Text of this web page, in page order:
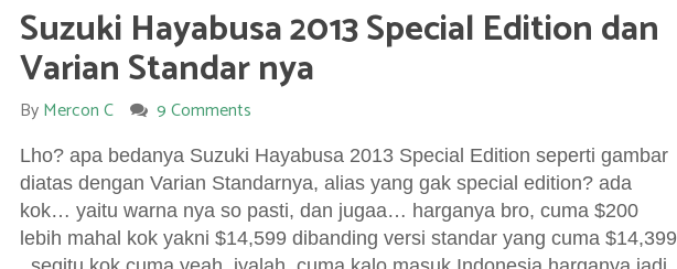
Suzuki Hayabusa 2013 Special Edition dan
Varian Standar nya
ByMercon C 9 Comments
Lho? apa bedanya Suzuki Hayabusa 2013 Special Edition seperti gambar
diatas dengan Varian Standarnya, alias yang gak special edition? ada
kok… yaitu warna nya so pasti, dan jugaa… harganya bro, cuma $200
lebih mahal kok yakni $14,599 dibanding versi standar yang cuma $14,399